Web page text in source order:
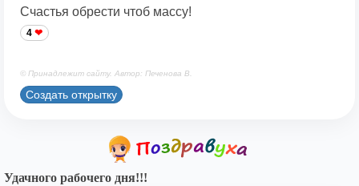
Счастья обрести чтоб массу!
4
© Принадлежит сайту. Автор: Печенова В.
Создать открытку
Удачного рабочего дня!!!